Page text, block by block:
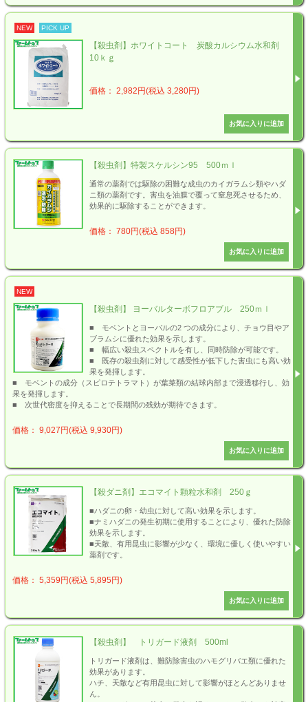
NEW PICK UP
【殺虫剤】ホワイトコート 炭酸カルシウム水和剤
10ｋｇ
価格： 2,982円(税込 3,280円)
【殺虫剤】特製スケルシン95 500ｍｌ
通常の薬剤では駆除の困難な成虫のカイガラムシ類やハダ
ニ類の薬剤です。害虫を油膜で覆って窒息死させるため、
効果的に駆除することができます。
価格： 780円(税込 858円)
NEW
【殺虫剤】 ヨーバルターボフロアブル 250ｍｌ
■ モベントとヨーバルの2 つの成分により、チョウ目やア
ブラムシに優れた効果を示します。
■ 幅広い殺虫スペクトルを有し、同時防除が可能です。
■ 既存の殺虫剤に対して感受性が低下した害虫にも高い効
果を発揮します。
■ モベントの成分（スピロテトラマト）が葉菜類の結球内部まで浸透移行し、効
果を発揮します。
■ 次世代密度を抑えることで長期間の残効が期待できます。
価格： 9,027円(税込 9,930円)
【殺ダニ剤】エコマイト顆粒水和剤 250ｇ
■ハダニの卵・幼虫に対して高い効果を示します。
■ナミハダニの発生初期に使用することにより、優れた防除
効果を示します。
■天敵、有用昆虫に影響が少なく、環境に優しく使いやすい
薬剤です。
価格： 5,359円(税込 5,895円)
【殺虫剤】 トリガード液剤 500ml
トリガード液剤は、難防除害虫のハモグリバエ類に優れた
効果があります。
ハチ、天敵など有用昆虫に対して影響がほとんどありませ
ん。